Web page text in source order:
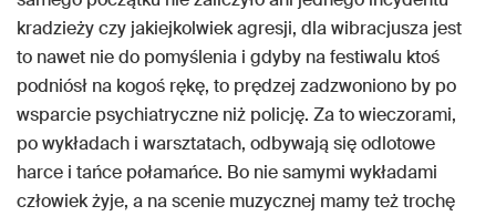
kradzieży czy jakiejkolwiek agresji, dla wibracjusza jest
to nawet nie do pomyślenia i gdyby na festiwalu ktoś
podniósł na kogoś rękę, to prędzej zadzwoniono by po
wsparcie psychiatryczne niż policję. Za to wieczorami,
po wykładach i warsztatach, odbywają się odlotowe
harce i tańce połamańce. Bo nie samymi wykładami
człowiek żyje, a na scenie muzycznej mamy też trochę